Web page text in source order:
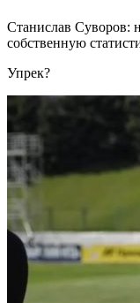
Станислав Суворов:
собственную
Упрек?